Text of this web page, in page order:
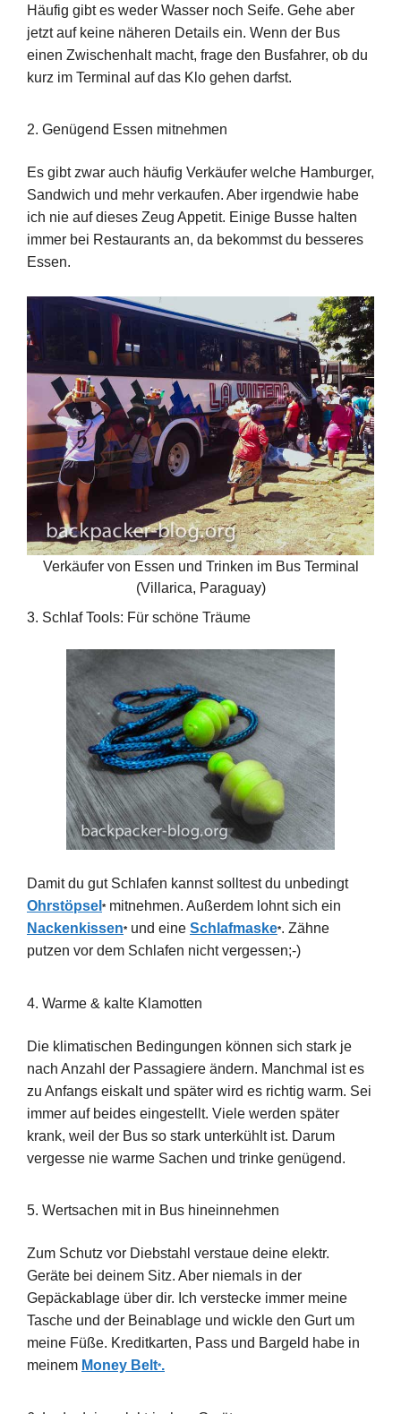
Häufig gibt es weder Wasser noch Seife. Gehe aber
jetzt auf keine näheren Details ein. Wenn der Bus
einen Zwischenhalt macht, frage den Busfahrer, ob du
kurz im Terminal auf das Klo gehen darfst.
2. Genügend Essen mitnehmen
Es gibt zwar auch häufig Verkäufer welche Hamburger,
Sandwich und mehr verkaufen. Aber irgendwie habe
ich nie auf dieses Zeug Appetit. Einige Busse halten
immer bei Restaurants an, da bekommst du besseres
Essen.
Verkäufer von Essen und Trinken im Bus Terminal
(Villarica, Paraguay)
3. Schlaf Tools: Für schöne Träume
Damit du gut Schlafen kannst solltest du unbedingt
Ohrstöpsel *mitnehmen. Außerdem lohnt sich ein
Nackenkissen*und eine Schlafmaske*. Zähne
putzen vor dem Schlafen nicht vergessen;-)
4. Warme & kalte Klamotten
Die klimatischen Bedingungen können sich stark je
nach Anzahl der Passagiere ändern. Manchmal ist es
zu Anfangs eiskalt und später wird es richtig warm. Sei
immer auf beides eingestellt. Viele werden später
krank, weil der Bus so stark unterkühlt ist. Darum
vergesse nie warme Sachen und trinke genügend.
5. Wertsachen mit in Bus hineinnehmen
Zum Schutz vor Diebstahl verstaue deine elektr.
Geräte bei deinem Sitz. Aber niemals in der
Gepäckablage über dir. Ich verstecke immer meine
Tasche und der Beinablage und wickle den Gurt um
meine Füße. Kreditkarten, Pass und Bargeld habe in
meinem Money Belt*.